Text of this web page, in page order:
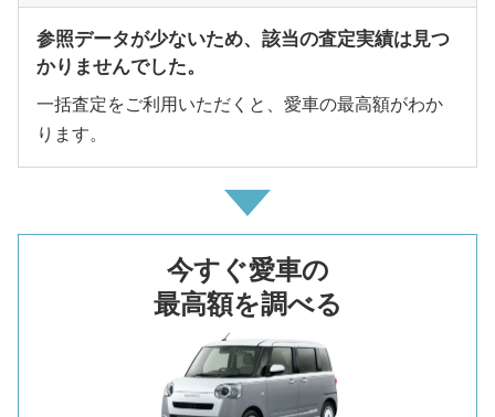
参照データが少ないため、該当の査定実績は見つ
かりませんでした。
一括査定をご利用いただくと、愛車の最高額がわか
ります。
今すぐ愛車の
最高額を調べる